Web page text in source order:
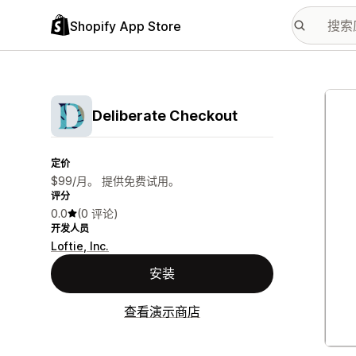
Shopify App Store
Deliberate Checkout
定价
$99/月。 提供免费试用。
评分
0.0 (0 评论)
开发人员
Loftie, Inc.
安装
查看演示商店
配图